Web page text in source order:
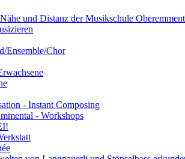
und Distanz der Musikschule
Ensemble/Chor
- Instant Composing
- Workshops